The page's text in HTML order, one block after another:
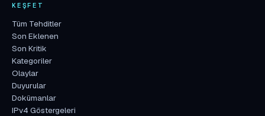
KEŞFET
Tüm Tehditler
Son Eklenen
Son Kritik
Kategoriler
Olaylar
Duyurular
Dokümanlar
IPv4 Göstergeleri